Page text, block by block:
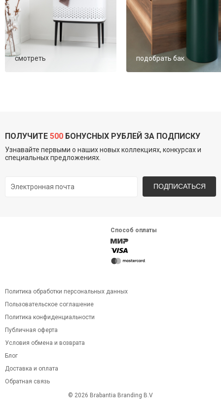
смотреть подобрать бак
ПОЛУЧИТЕ 500 БОНУСНЫХ РУБЛЕЙ ЗА ПОДПИСКУ
Узнавайте первыми о наших новых коллекциях, конкурсах и
специальных предложениях.
ПОДПИСАТЬСЯ
Способ оплаты
Политика обработки персональных данных
Пользовательское соглашение
Политика конфиденциальности
Публичная оферта
Условия обмена и возврата
Блог
Доставка и оплата
Обратная связь
© 2026 Brabantia Branding B.V